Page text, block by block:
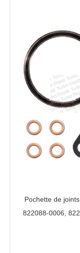
Pochette de
822088-0006,